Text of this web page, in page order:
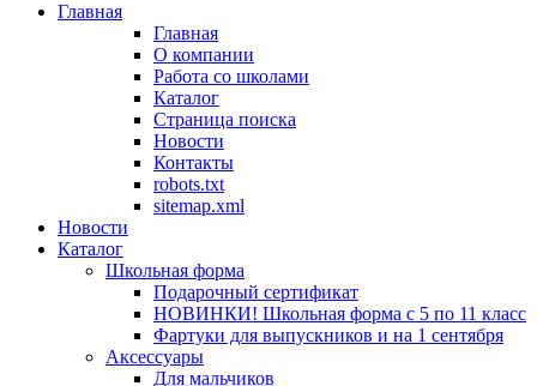
Главная
Главная
О компании
Работа со школами
Каталог
Страница поиска
Новости
Контакты
robots.txt
sitemap.xml
Новости
Каталог
Школьная форма
Подарочный сертификат
НОВИНКИ! Школьная форма с 5 по 11 класс
Фартуки для выпускников и на 1 сентября
Аксессуары
Для мальчиков